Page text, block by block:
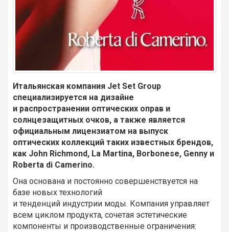
Итальянская компания Jet Set Group
специализируется на дизайне
и распространении оптических оправ и
солнцезащитных очков, а также является
официальным лицензиатом на выпуск
оптических коллекций таких известных брендов,
как John Richmond, La Martina, Borbonese, Genny и
Roberta di Camerino.
Она основана и постоянно совершенствуется на
базе новых технологий
и тенденций индустрии моды. Компания управляет
всем циклом продукта, сочетая эстетические
компоненты и производственные ограничения: